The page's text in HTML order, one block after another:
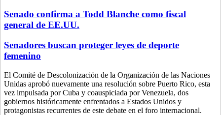
Senado confirma a Todd Blanche como fiscal
general de EE.UU.
Senadores buscan proteger leyes de deporte
femenino
El Comité de Descolonización de la Organización de las Naciones
Unidas aprobó nuevamente una resolución sobre Puerto Rico, esta
vez impulsada por Cuba y coauspiciada por Venezuela, dos
gobiernos históricamente enfrentados a Estados Unidos y
protagonistas recurrentes de este debate en el foro internacional.